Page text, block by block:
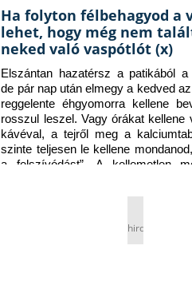
Ha folyton félbehagyod a
lehet, hogy még nem
neked való vaspótlót (x)
Elszántan hazatérsz a patikából a
de pár nap után elmegy a kedved
reggelente éhgyomorra kellene
rosszul leszel. Vagy órákat kellene
kávéval, a tejről meg a
szinte teljesen le kellene
a felszívódást”. A kellemetlen
hirdetés